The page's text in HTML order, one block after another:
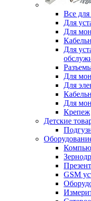
Все
Для
Для
Для
Для
Для
Для
Крепеж
Детские
GSM